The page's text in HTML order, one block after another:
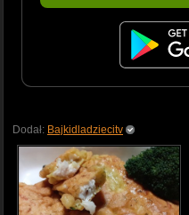
Dodał: Bajkidladziecitv